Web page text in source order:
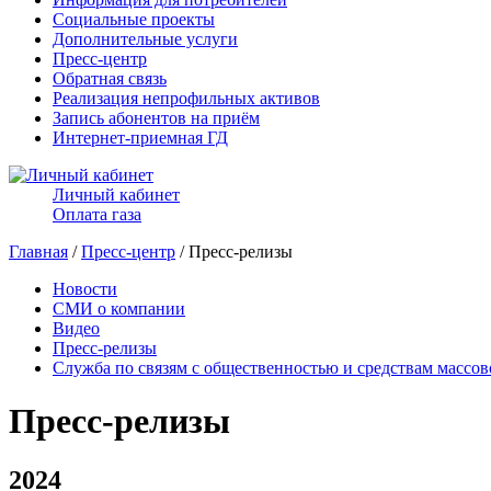
Социальные проекты
Дополнительные услуги
Пресс-центр
Обратная связь
Реализация непрофильных активов
Запись абонентов на приём
Интернет-приемная ГД
Личный кабинет
Оплата газа
Главная /Пресс-центр / Пресс-релизы
Новости
СМИ о компании
Видео
Пресс-релизы
Служба по связям с общественностью и средствам
Пресс-релизы
2024